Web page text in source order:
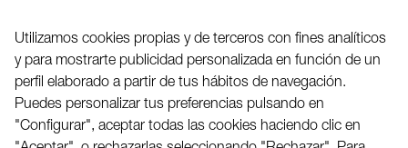
Twitter
LinkedIN
Utilizamos cookies propias y de terceros con fines analíticos
y para mostrarte publicidad personalizada en función de un
perfil elaborado a partir de tus hábitos de navegación.
Puedes personalizar tus preferencias pulsando en
"Configurar", aceptar todas las cookies haciendo clic en